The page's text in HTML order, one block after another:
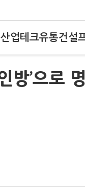
산업테크유통건설
방’으로